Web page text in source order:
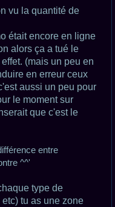
vu la quantité de
était encore en ligne
alors ça a tué le
(mais un peu en
en erreur ceux
aussi un peu pour
le moment sur
que c'est le
entre
^^'
type de
tu as une zone